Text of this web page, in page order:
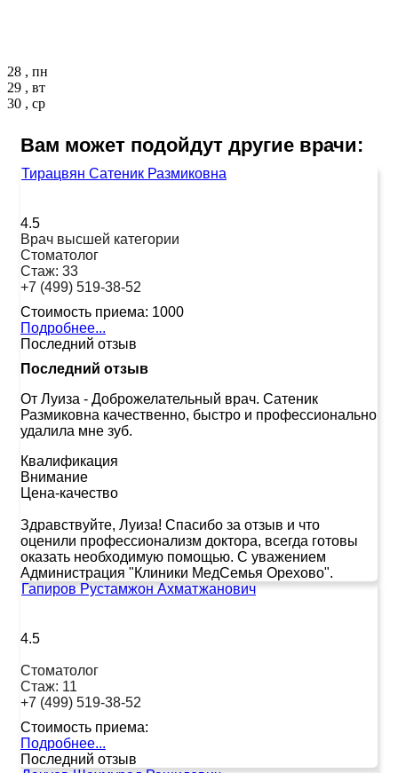
28 , пн
29 , вт
30 , ср
Вам может подойдут другие врачи:
Тирацвян Сатеник Размиковна
4.5
Врач высшей категории
Стоматолог
Стаж: 33
+7 (499) 519-38-52
Стоимость приема: 1000
Подробнее...
Последний отзыв
Последний отзыв
От Луиза - Доброжелательный врач. Сатеник
Размиковна качественно, быстро и профессионально
удалила мне зуб.
Квалификация
Внимание
Цена-качество
Здравствуйте, Луиза! Спасибо за отзыв и что
оценили профессионализм доктора, всегда готовы
оказать необходимую помощью. С уважением
Администрация "Клиники МедСемья Орехово".
Гапиров Рустамжон Ахматжанович
4.5
Стоматолог
Стаж: 11
+7 (499) 519-38-52
Стоимость приема:
Подробнее...
Последний отзыв